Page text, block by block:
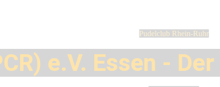
Pudelclub Rhein-Ruhr
e.V. Essen -